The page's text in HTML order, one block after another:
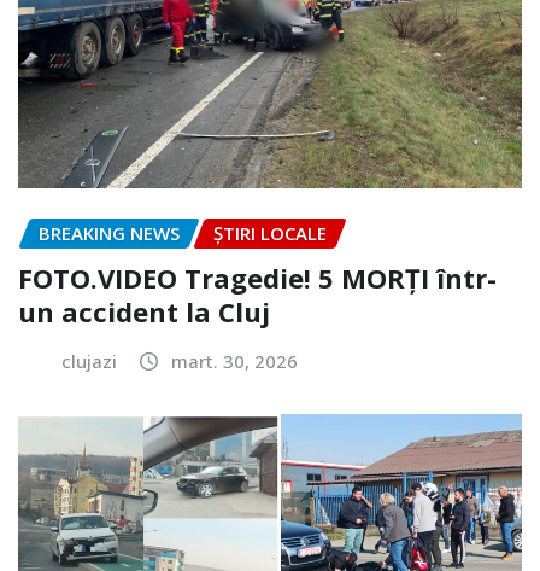
BREAKING NEWS ȘTIRI LOCALE
FOTO.VIDEO Tragedie! 5 MORȚI într-
un accident la Cluj
clujazi mart. 30, 2026